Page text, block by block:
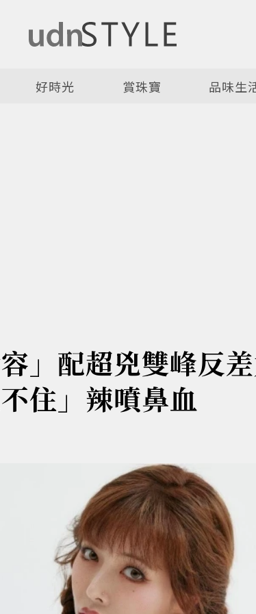
好時光 賞珠寶 品味生
」配超兇雙峰反
住」辣噴鼻血